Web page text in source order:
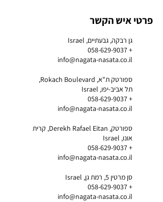
פרטי איש הקשר
גן רבקה, גבעתיים, Israel
+ 058-629-9037
info@nagata-nasata.co.il
ספורטק ת"א, Rokach Boulevard,
תל אביב-יפו, Israel
+ 058-629-9037
info@nagata-nasata.co.il
ספורטק, Derekh Rafael Eitan, קרית
אונו, Israel
+ 058-629-9037
info@nagata-nasata.co.il
סן מרטין 5, רמת גן, Israel
+ 058-629-9037
info@nagata-nasata.co.il